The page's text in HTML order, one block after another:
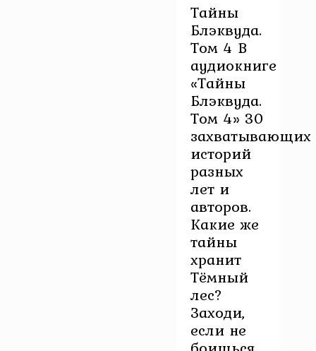
Тайны
Блэквуда.
Том 4 В
аудиокниге
«Тайны
Блэквуда.
Том 4» 30
захватывающих
историй
разных
лет и
авторов.
Какие же
тайны
хранит
Тёмный
лес?
Заходи,
если не